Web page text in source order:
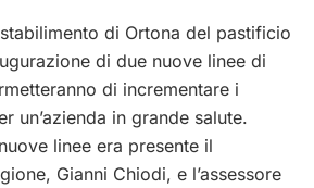
stabilimento di Ortona del pastificio
di due nuove linee di
di incrementare i
un’azienda in grande salute.
linee era presente il
Gianni Chiodi, e l’assessore